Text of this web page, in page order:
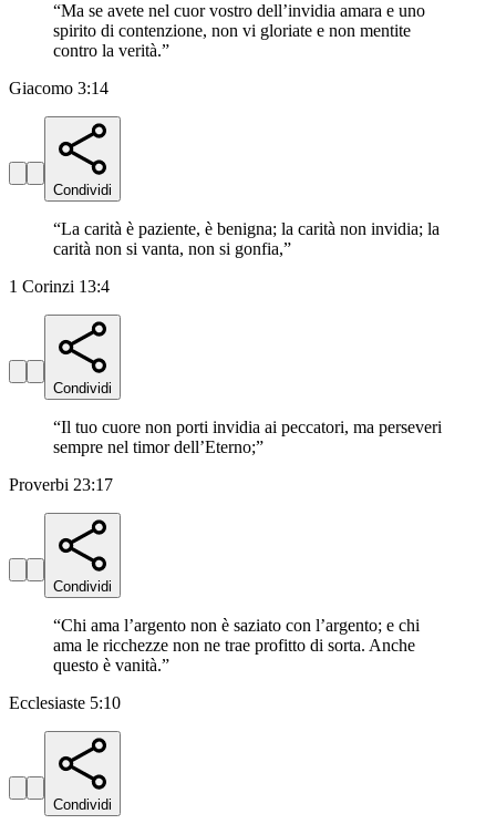
“Ma se avete nel cuor vostro dell’invidia amara e uno
spirito di contenzione, non vi gloriate e non mentite
contro la verità.”
Giacomo 3:14
Condividi
“La carità è paziente, è benigna; la carità non invidia; la
carità non si vanta, non si gonfia,”
1 Corinzi 13:4
Condividi
“Il tuo cuore non porti invidia ai peccatori, ma perseveri
sempre nel timor dell’Eterno;”
Proverbi 23:17
Condividi
“Chi ama l’argento non è saziato con l’argento; e chi
ama le ricchezze non ne trae profitto di sorta. Anche
questo è vanità.”
Ecclesiaste 5:10
Condividi